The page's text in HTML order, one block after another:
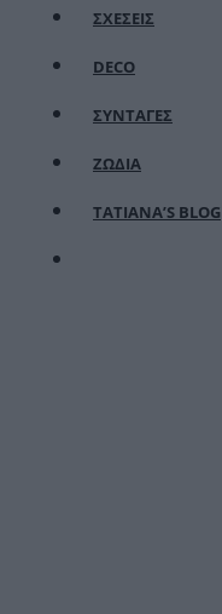
ΣΧΕΣΕΙΣ
DECO
ΣΥΝΤΑΓΕΣ
ΖΩΔΙΑ
TATIANA’S BLOG